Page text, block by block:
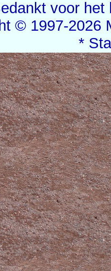
voor
© 1997-2026
*